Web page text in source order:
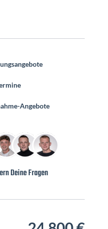
Angebote
Deine Fragen